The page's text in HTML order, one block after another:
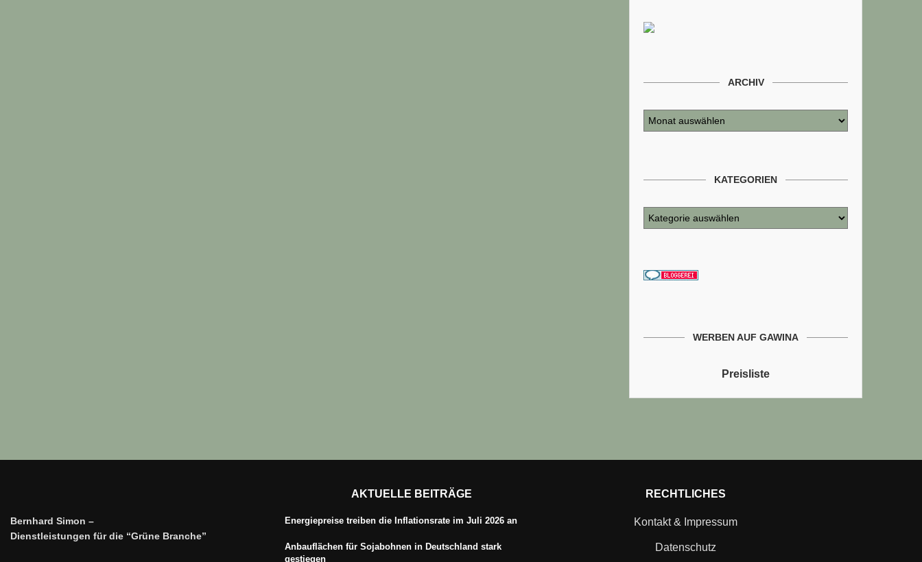
ARCHIV
KATEGORIEN
WERBEN AUF GAWINA
Preisliste
Bernhard Simon –
Dienstleistungen für die “Grüne Branche”
AKTUELLE BEITRÄGE
Energiepreise treiben die Inflationsrate im Juli 2026 an
Anbauflächen für Sojabohnen in Deutschland stark
gestiegen
RECHTLICHES
Kontakt & Impressum
Datenschutz